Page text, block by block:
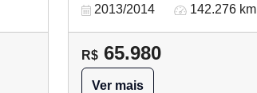
2013/2014 142.276 km
R$ 65.980
Ver mais